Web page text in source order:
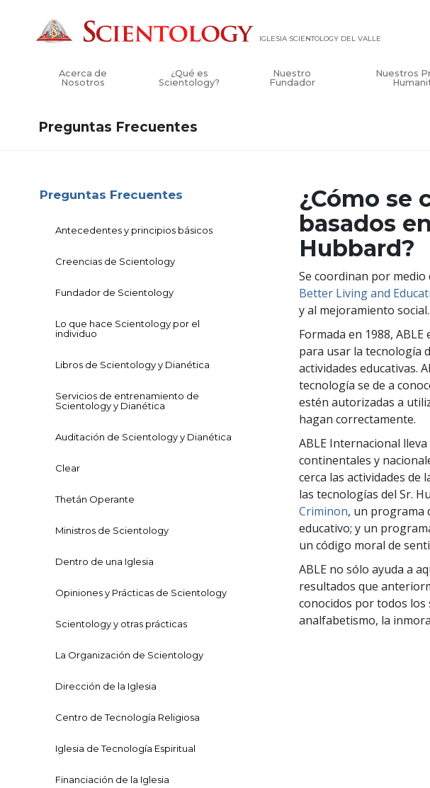
IGLESIA SCIENTOLOGY DEL VALLE
Acerca de
Nosotros
¿Qué es
Scientology?
Nuestro
Fundador
Nuestros
Preguntas Frecuentes
¿Cómo se
basados
Hubbard?
Se coordinan por
Better Living and
y al mejoramiento social.
Formada en 1988,
para usar la tecnología
actividades educativas.
tecnología se de a
estén autorizadas a
hagan correctamente.
ABLE Internacional
continentales y
cerca las actividades
las tecnologías del Sr.
Criminon, un programa
educativo; y un
un código moral de
ABLE no sólo ayuda a
resultados que
conocidos por todos los
analfabetismo, la
Preguntas Frecuentes
Antecedentes y principios básicos
Creencias de Scientology
Fundador de Scientology
Lo que hace Scientology por el
individuo
Libros de Scientology y Dianética
Servicios de entrenamiento de
Scientology y Dianética
Auditación de Scientology y Dianética
Clear
Thetán Operante
Ministros de Scientology
Dentro de una Iglesia
Opiniones y Prácticas de Scientology
Scientology y otras prácticas
La Organización de Scientology
Dirección de la Iglesia
Centro de Tecnología Religiosa
Iglesia de Tecnología Espiritual
Financiación de la Iglesia